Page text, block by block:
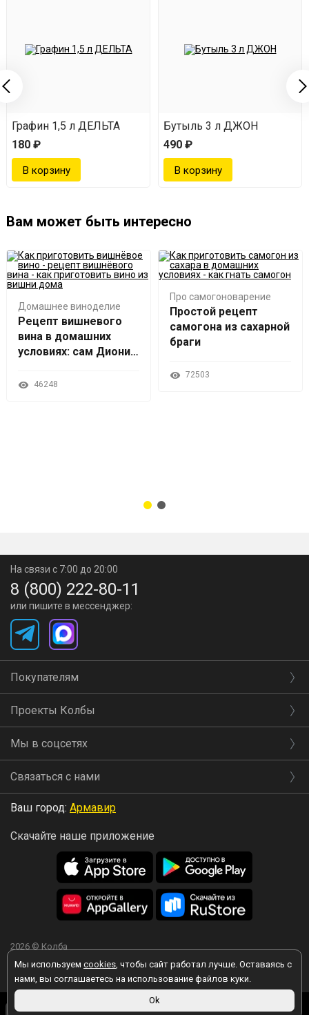
90 ₽ В корзину
Графин 1,5 л ДЕЛЬТА
180 ₽
Бутыль 3 л ДЖОН
490 ₽
Вам может быть интересно
Домашнее виноделие
Рецепт вишневого
вина в домашних
условиях: сам Дионис
46248
Про самогоноварение
Простой рецепт
самогона из сахарной
браги
72503
Мы используем cookies, чтобы сайт работал лучше. Оставаясь с
нами, вы соглашаетесь на использование файлов куки.
Ok
На связи с 7:00 до 20:00
8 (800) 222-80-11
или пишите в мессенджер:
Покупателям
Проекты Колбы
Мы в соцсетях
Связаться с нами
Ваш город: Армавир
Скачайте наше приложение
2026 © Колба
Вы принимаете условия политики в отношении обработки
персональных данных